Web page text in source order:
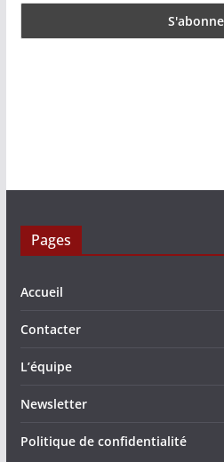
Pages
Accueil
Contacter
L’équipe
Newsletter
Politique de confidentialité